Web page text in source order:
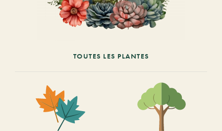
TOUTES LES PLANTES